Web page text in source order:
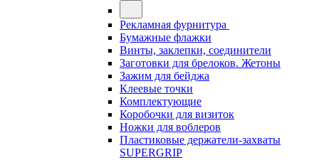
Рекламная фурнитура
Бумажные флажки
Винты, заклепки, соединители
Заготовки для брелоков. Жетоны
Зажим для бейджа
Клеевые точки
Комплектующие
Коробочки для визиток
Ножки для воблеров
Пластиковые держатели-захваты
SUPERGRIP